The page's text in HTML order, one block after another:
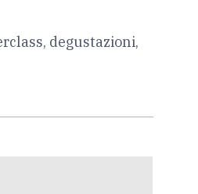
degustazioni,